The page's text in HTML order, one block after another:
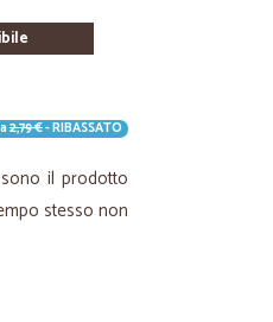
2,79 €- RIBASSATO
il prodotto
stesso non